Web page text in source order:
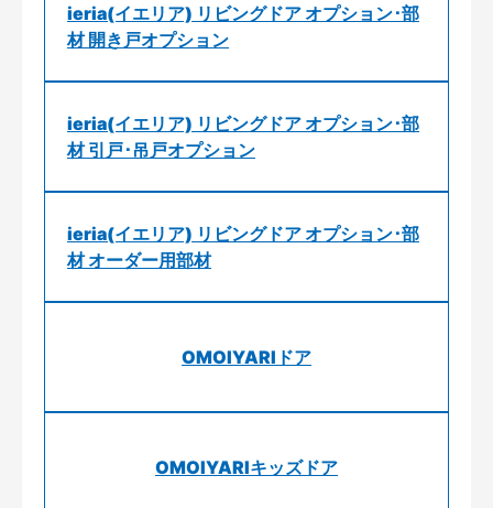
ieria(イエリア) リビングドア オプション･部
材 開き戸オプション
ieria(イエリア) リビングドア オプション･部
材 引戸･吊戸オプション
ieria(イエリア) リビングドア オプション･部
材 オーダー用部材
OMOIYARIドア
OMOIYARIキッズドア